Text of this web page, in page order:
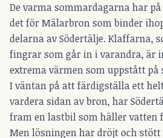
De varma sommardagarna har
det för Mälarbron som binder
delarna av Södertälje. Klaffarna,
fingrar som går in i varandra, är
extrema värmen som uppstått på
I väntan på att färdigställa ett
vardera sidan av bron, har
fram en lastbil som häller vatten
Men lösningen har dröjt och stött